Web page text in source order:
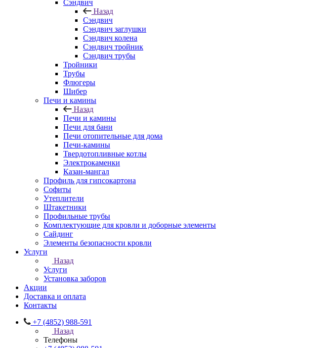
Сэндвич
Назад
Сэндвич
Сэндвич заглушки
Сэндвич колена
Сэндвич тройник
Сэндвич трубы
Тройники
Трубы
Флюгеры
Шибер
Печи и камины
Назад
Печи и камины
Печи для бани
Печи отопительные для дома
Печи-камины
Твердотопливные котлы
Электрокаменки
Казан-мангал
Профиль для гипсокартона
Софиты
Утеплители
Штакетники
Профильные трубы
Комплектующие для кровли и доборные элементы
Сайдинг
Элементы безопасности кровли
Услуги
Назад
Услуги
Установка заборов
Акции
Доставка и оплата
Контакты
+7 (4852) 988-591
Назад
Телефоны